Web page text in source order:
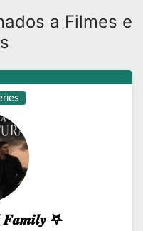
a Filmes e
𝑭𝒂𝒎𝒊𝒍𝒚 𖤐